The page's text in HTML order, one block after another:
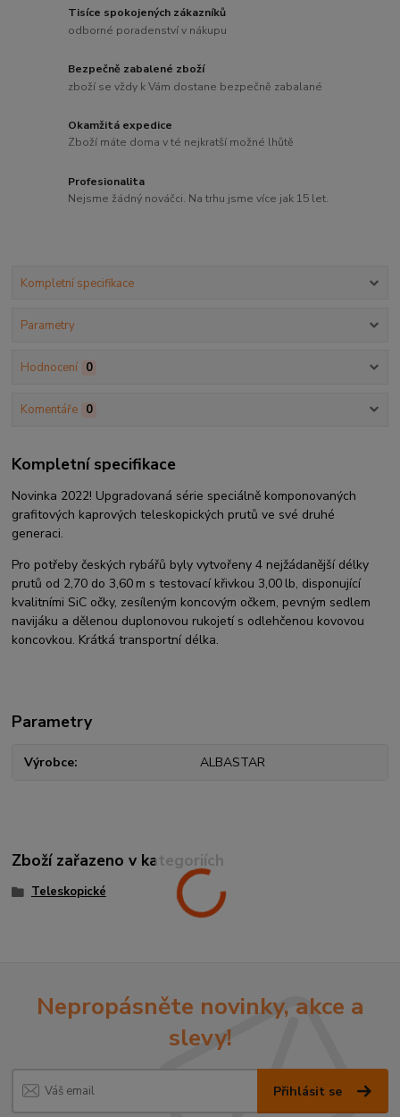
Tisíce spokojených zákazníků
odborné poradenství v nákupu
Bezpečně zabalené zboží
zboží se vždy k Vám dostane bezpečně zabalané
Okamžitá expedice
Zboží máte doma v té nejkratší možné lhůtě
Profesionalita
Nejsme žádný nováčci. Na trhu jsme více jak 15 let.
Kompletní specifikace
Parametry
Hodnocení 0
Komentáře 0
Kompletní specifikace
Novinka 2022! Upgradovaná série speciálně komponovaných
grafitových kaprových teleskopických prutů ve své druhé
generaci.
Pro potřeby českých rybářů byly vytvořeny 4 nejžádanější délky
prutů od 2,70 do 3,60 m s testovací křivkou 3,00 lb, disponující
kvalitními SiC očky, zesíleným koncovým očkem, pevným sedlem
navijáku a dělenou duplonovou rukojetí s odlehčenou kovovou
koncovkou. Krátká transportní délka.
Parametry
Výrobce ALBASTAR
Zboží zařazeno v kategoriích
Teleskopické
Nepropásněte novinky, akce a
slevy!
Přihlásit se